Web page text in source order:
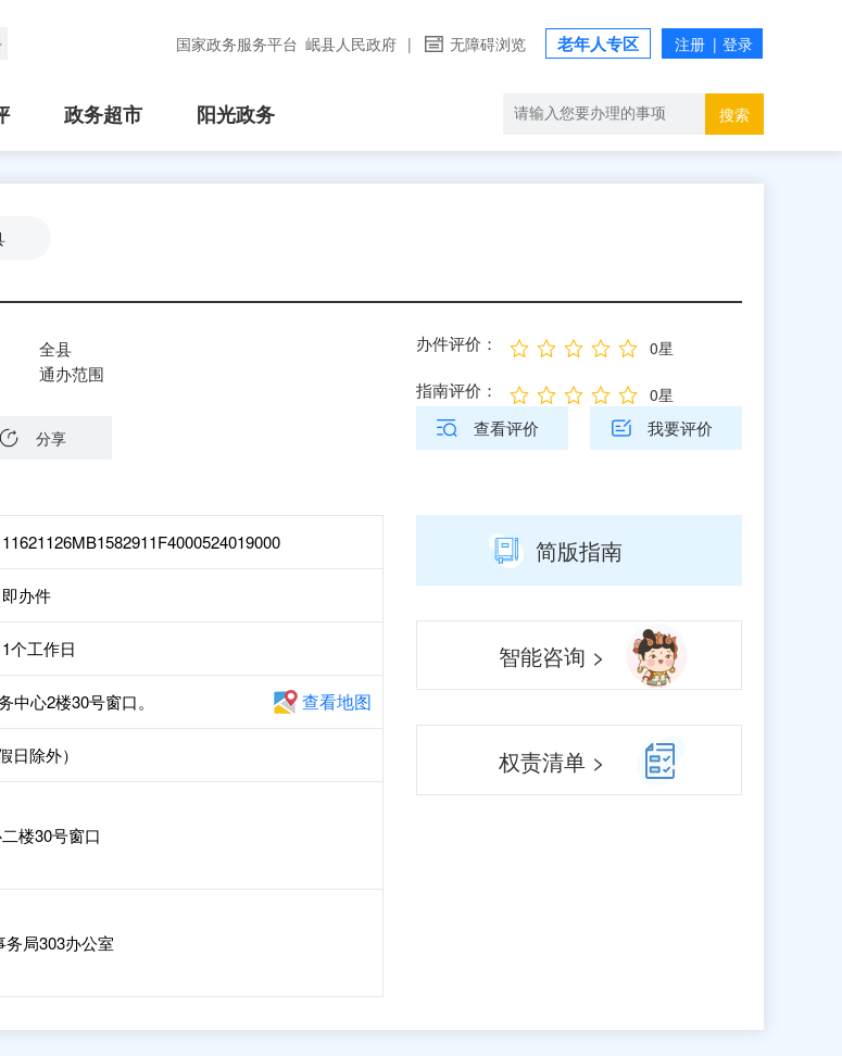
国家政务服务平台 岷县人民政府 | 无障碍浏览 老年人专区
政务超市 阳光政务 搜索
全县
通办范围
分享
办件评价： 0星
指南评价： 0星
查看评价 我要评价
11621126MB1582911F4000524019000
即办件
1个工作日
心2楼30号窗口。 查看地图
日除外）
楼30号窗口
局303办公室
简版指南
智能咨询 >
权责清单 >